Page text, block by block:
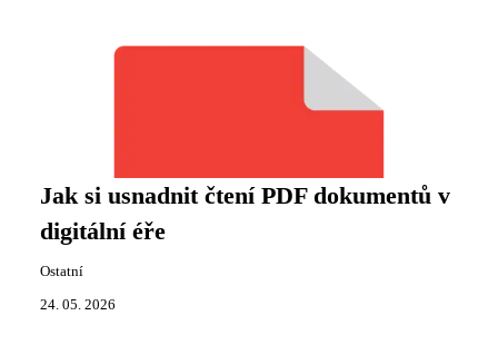
Jak si usnadnit čtení PDF dokumentů v
digitální éře
Ostatní
24. 05. 2026